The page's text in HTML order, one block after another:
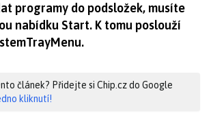
programy do podsložek, musíte
nabídku Start. K tomu poslouží
článek? Přidejte si Chip.cz do Google
kliknutí!